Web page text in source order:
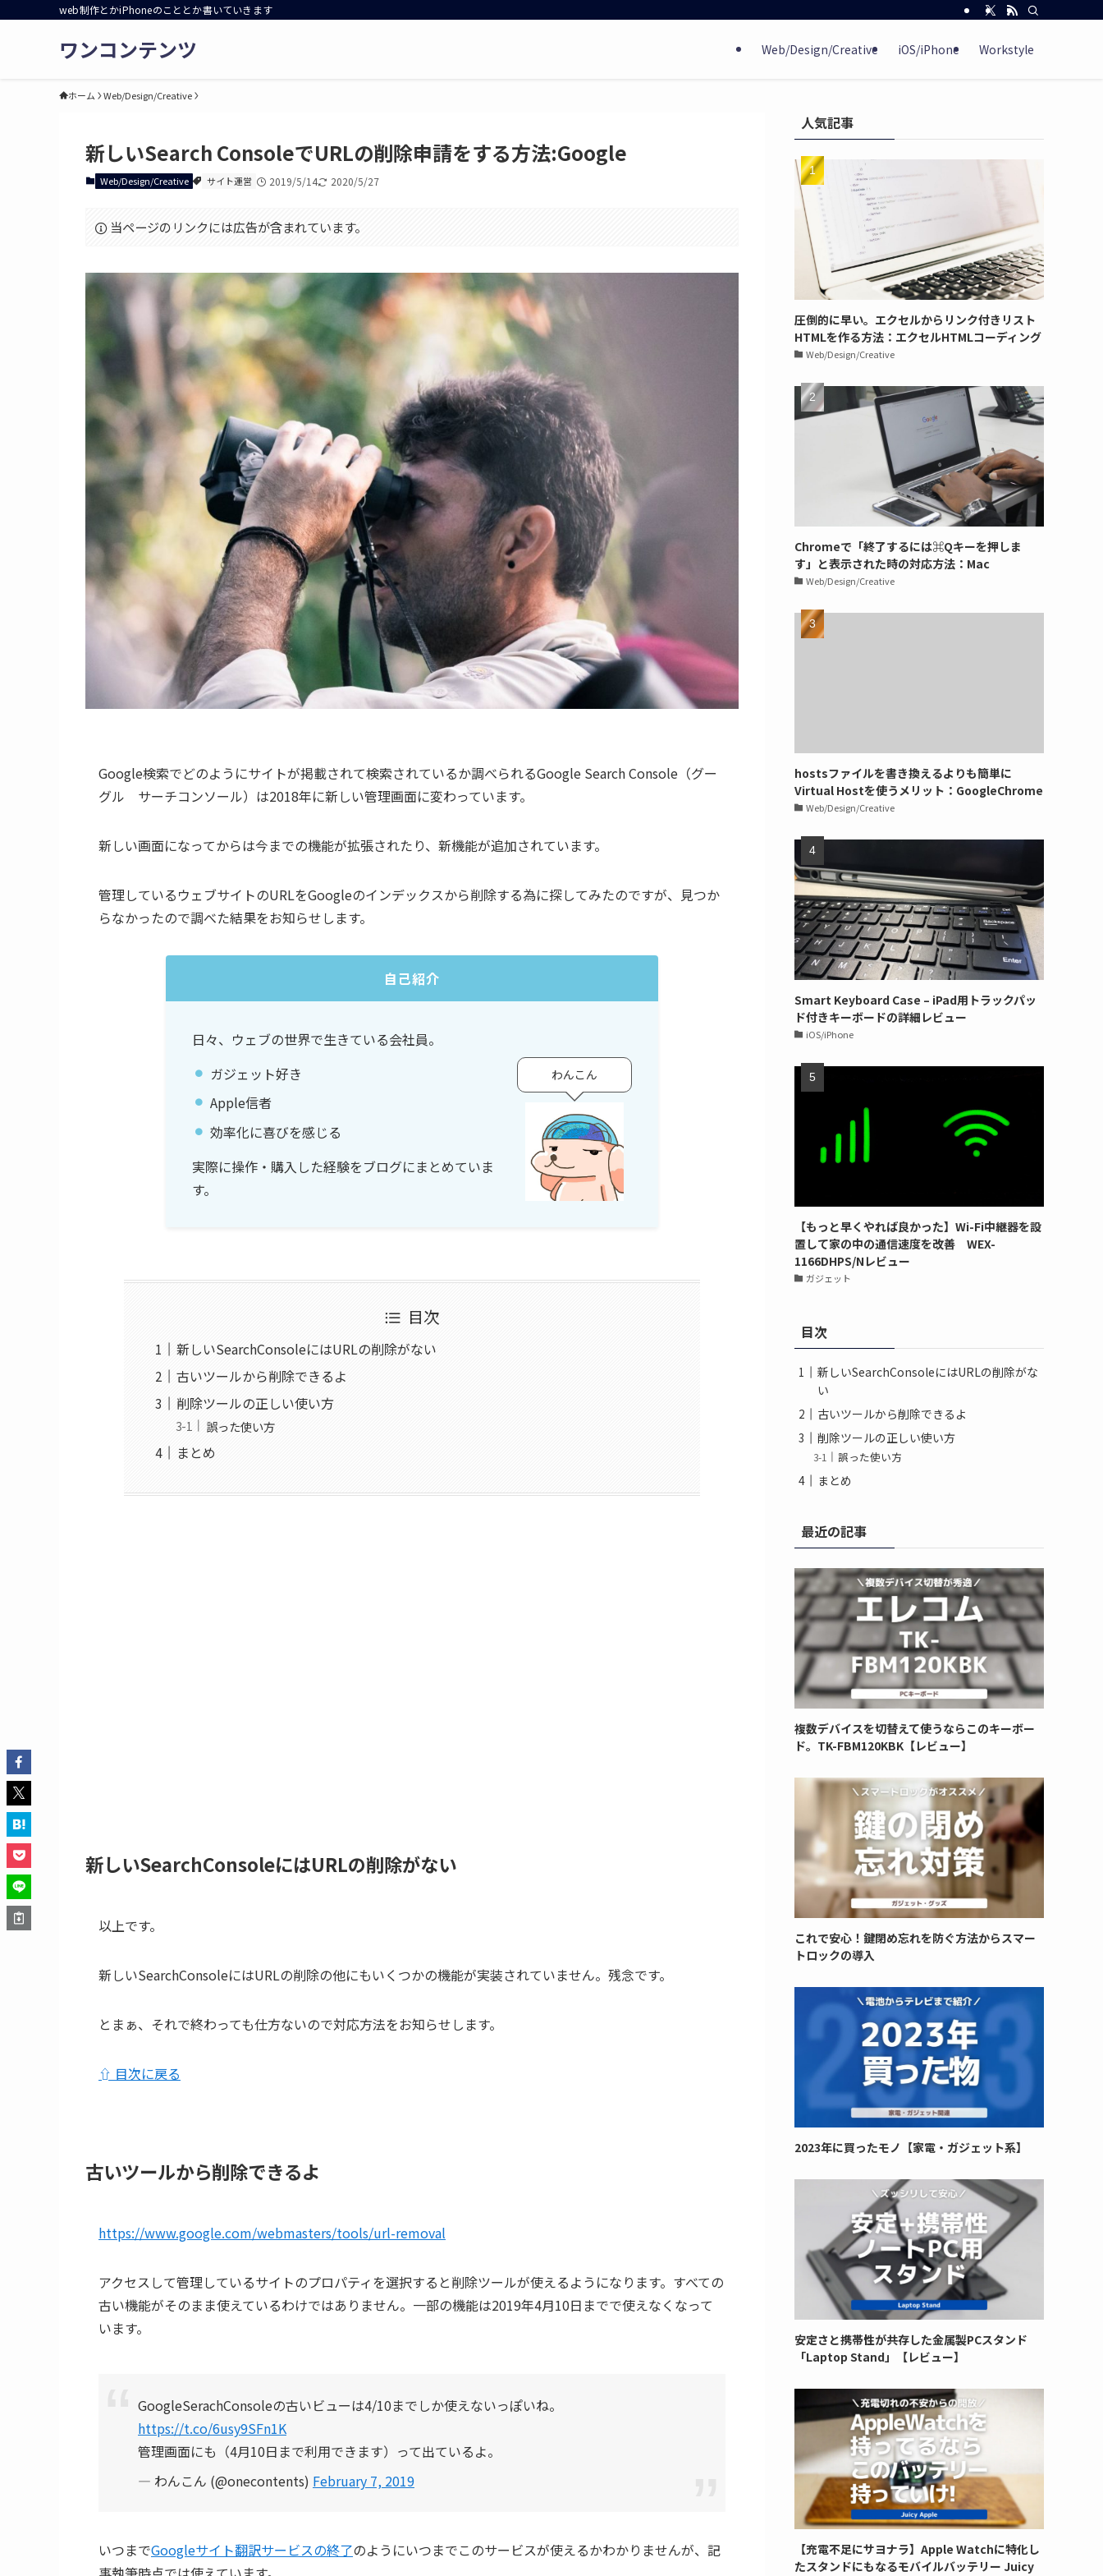
web制作とかiPhoneのこととか書いていきます
ワンコンテンツ Web/Design/Creative iOS/iPhone Workstyle
ホーム Web/Design/Creative
新しいSearch ConsoleでURLの削除申請をする方法:Google
Web/Design/Creative サイト運営 2019/5/14 2020/5/27
当ページのリンクには広告が含まれています。
Google検索でどのようにサイトが掲載されて検索されているか調べられるGoogle Search Console（グー
グル サーチコンソール）は2018年に新しい管理画面に変わっています。
新しい画面になってからは今までの機能が拡張されたり、新機能が追加されています。
管理しているウェブサイトのURLをGoogleのインデックスから削除する為に探してみたのですが、見つか
らなかったので調べた結果をお知らせします。
自己紹介
日々、ウェブの世界で生きている会社員。
ガジェット好き
Apple信者
効率化に喜びを感じる
実際に操作・購入した経験をブログにまとめていま
す。
わんこん
目次
新しいSearchConsoleにはURLの削除がない
古いツールから削除できるよ
削除ツールの正しい使い方
誤った使い方
まとめ
新しいSearchConsoleにはURLの削除がない
以上です。
新しいSearchConsoleにはURLの削除の他にもいくつかの機能が実装されていません。残念です。
とまぁ、それで終わっても仕方ないので対応方法をお知らせします。
⇧ 目次に戻る
古いツールから削除できるよ
https://www.google.com/webmasters/tools/url-removal
アクセスして管理しているサイトのプロパティを選択すると削除ツールが使えるようになります。すべての
古い機能がそのまま使えているわけではありません。一部の機能は2019年4月10日までで使えなくなって
います。
GoogleSerachConsoleの古いビューは4/10までしか使えないっぽいね。
https://t.co/6usy9SFn1K
管理画面にも（4月10日まで利用できます）って出ているよ。
— わんこん (@onecontents) February 7, 2019
いつまで Googleサイト翻訳サービスの終了 のようにいつまでこのサービスが使えるかわかりませんが、記
事執筆時点では使えています。
人気記事
圧倒的に早い。エクセルからリンク付きリスト
HTMLを作る方法：エクセルHTMLコーディング
Web/Design/Creative
Chromeで「終了するには⌘Qキーを押しま
す」と表示された時の対応方法：Mac
Web/Design/Creative
hostsファイルを書き換えるよりも簡単に
Virtual Hostを使うメリット：GoogleChrome
Web/Design/Creative
Smart Keyboard Case – iPad用トラックパッ
ド付きキーボードの詳細レビュー
iOS/iPhone
【もっと早くやれば良かった】Wi-Fi中継器を設
置して家の中の通信速度を改善 WEX-
1166DHPS/Nレビュー
ガジェット
目次
新しいSearchConsoleにはURLの削除がな
い
古いツールから削除できるよ
削除ツールの正しい使い方
誤った使い方
まとめ
最近の記事
複数デバイスを切替えて使うならこのキーボー
ド。TK-FBM120KBK【レビュー】
これで安心！鍵閉め忘れを防ぐ方法からスマー
トロックの導入
2023年に買ったモノ【家電・ガジェット系】
安定さと携帯性が共存した金属製PCスタンド
「Laptop Stand」【レビュー】
【充電不足にサヨナラ】Apple Watchに特化し
たスタンドにもなるモバイルバッテリー Juicy